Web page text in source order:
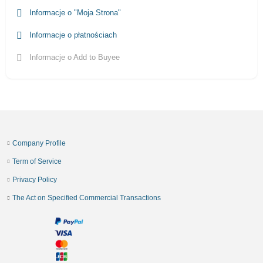
Informacje o "Moja Strona"
Informacje o płatnościach
Informacje o Add to Buyee
Company Profile
Term of Service
Privacy Policy
The Act on Specified Commercial Transactions